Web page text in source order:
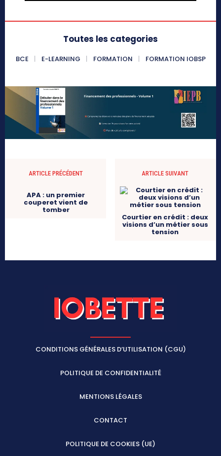
Toutes les categories
BCE E-LEARNING FORMATION FORMATION IOBSP
ARTICLE PRÉCÉDENT
APA : un premier
couperet vient de
tomber
ARTICLE SUIVANT
Courtier en crédit : deux
visions d’un métier sous
tension
CONDITIONS GÉNÉRALES D’UTILISATION (CGU)
POLITIQUE DE CONFIDENTIALITÉ
MENTIONS LÉGALES
CONTACT
POLITIQUE DE COOKIES (UE)